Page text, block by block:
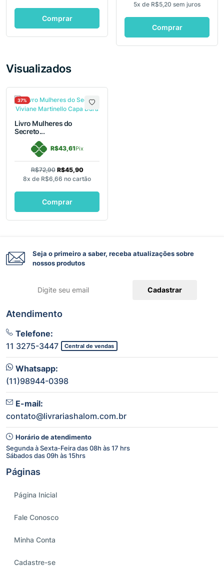
Comprar
5x de R$5,20 sem juros
Comprar
Visualizados
37%
Livro Mulheres do
Secreto...
R$43,61Pix
R$72,90 R$45,90
8x de R$6,66 no cartão
Comprar
Seja o primeiro a saber, receba atualizações sobre
nossos produtos
Cadastrar
Atendimento
Telefone:
11 3275-3447
Central de vendas
Whatsapp:
(11)98944-0398
E-mail:
contato@livrariashalom.com.br
Horário de atendimento
Segunda à Sexta-Feira das 08h às 17 hrs
Sábados das 09h às 15hrs
Páginas
Página Inicial
Fale Conosco
Minha Conta
Cadastre-se